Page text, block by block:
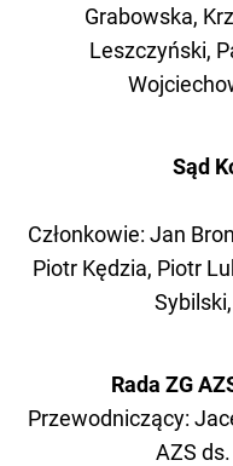
Grabowska,
Leszczyński,
Sąd
Członkowie: Jan
Piotr Kędzia, Piotr
Rada ZG
Przewodniczący:
AZS